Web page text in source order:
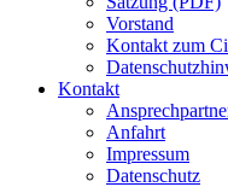
Vorstand
Kontakt zum
Kontakt
Anfahrt
Impressum
Datenschutz